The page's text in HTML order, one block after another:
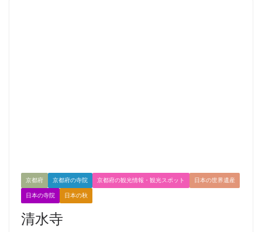
京都府 京都府の寺院 京都府の観光情報・観光スポット 日本の世界遺産
日本の寺院 日本の秋
清水寺